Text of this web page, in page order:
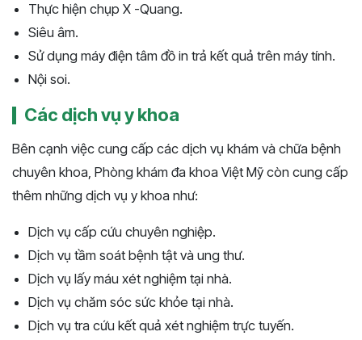
Thực hiện chụp X -Quang.
Siêu âm.
Sử dụng máy điện tâm đồ in trả kết quả trên máy tính.
Nội soi.
Các dịch vụ y khoa
Bên cạnh việc cung cấp các dịch vụ khám và chữa bệnh
chuyên khoa, Phòng khám đa khoa Việt Mỹ còn cung cấp
thêm những dịch vụ y khoa như:
Dịch vụ cấp cứu chuyên nghiệp.
Dịch vụ tầm soát bệnh tật và ung thư.
Dịch vụ lấy máu xét nghiệm tại nhà.
Dịch vụ chăm sóc sức khỏe tại nhà.
Dịch vụ tra cứu kết quả xét nghiệm trực tuyến.